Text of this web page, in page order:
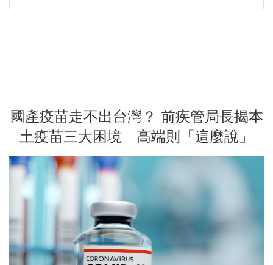
國產疫苗走不出台灣？ 前疾管局長揭本
土疫苗三大困境 高端則「這麼說」